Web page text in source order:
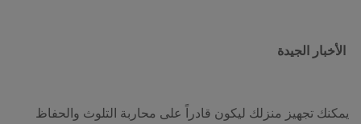
الأخبار الجيدة
يمكنك تجهيز منزلك ليكون قادراً على محاربة التلوث والحفاظ